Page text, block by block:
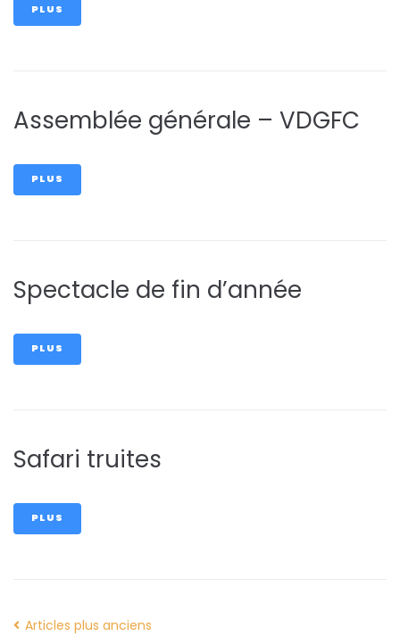
PLUS
Assemblée générale – VDGFC
PLUS
Spectacle de fin d’année
PLUS
Safari truites
PLUS
Articles plus anciens